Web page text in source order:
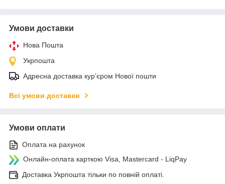
Умови доставки
Нова Пошта
Укрпошта
Адресна доставка курʼєром Нової пошти
Всі умови доставки
Умови оплати
Оплата на рахунок
Онлайн-оплата карткою Visa, Mastercard - LiqPay
Доставка Укрпошта тільки по повній оплаті.